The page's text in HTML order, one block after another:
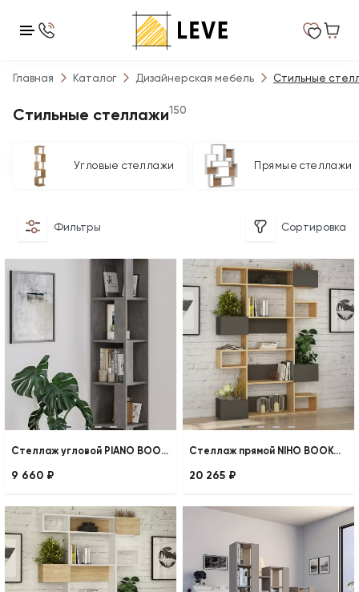
Главная Каталог Дизайнерская мебель Стильные
Стильные стеллажи150
Угловые стеллажи Прямые стеллажи
Фильтры Сортировка
Стеллаж угловой PIANO BOOKCASE
9 660 ₽
Стеллаж прямой NIHO BOOKCASE
20 265 ₽